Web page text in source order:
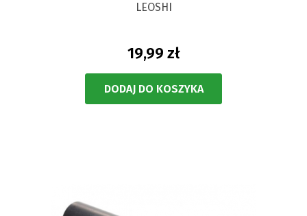
LEOSHI
19,99 zł
DODAJ DO KOSZYKA